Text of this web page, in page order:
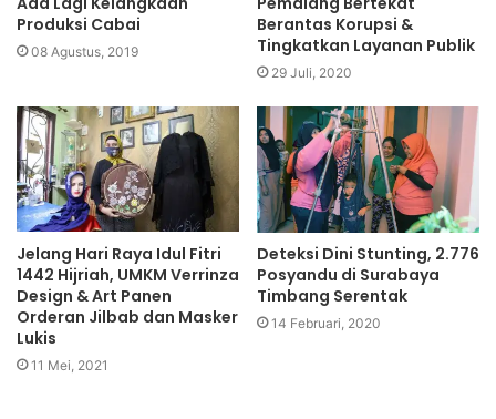
Produksi Cabai
08 Agustus, 2019
Berantas Korupsi &
Tingkatkan Layanan Publik
29 Juli, 2020
Jelang Hari Raya Idul Fitri
1442 Hijriah, UMKM Verrinza
Design & Art Panen
Orderan Jilbab dan Masker
Lukis
11 Mei, 2021
Deteksi Dini Stunting, 2.776
Posyandu di Surabaya
Timbang Serentak
14 Februari, 2020